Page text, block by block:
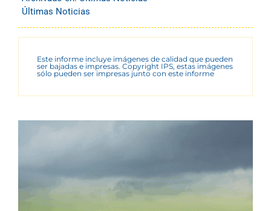
Últimas Noticias
Este informe incluye imágenes de calidad que pueden
ser bajadas e impresas. Copyright IPS, estas imágenes
sólo pueden ser impresas junto con este informe